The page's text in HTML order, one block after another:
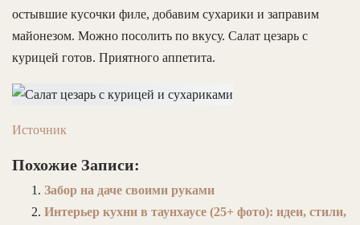
остывшие кусочки филе, добавим сухарики и заправим
майонезом. Можно посолить по вкусу. Салат цезарь с
курицей готов. Приятного аппетита.
Источник
Похожие Записи:
Забор на даче своими руками
Интерьер кухни в таунхаусе (25+ фото): идеи, стили,